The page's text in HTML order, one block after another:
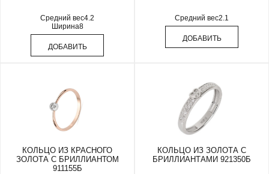
Средний вес4.2
Ширина8
ДОБАВИТЬ
Средний вес2.1
ДОБАВИТЬ
КОЛЬЦО ИЗ КРАСНОГО
ЗОЛОТА С БРИЛЛИАНТОМ
911155Б
КОЛЬЦО ИЗ ЗОЛОТА С
БРИЛЛИАНТАМИ 921350Б